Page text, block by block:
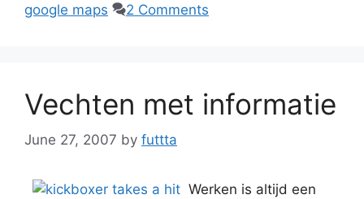
google maps
2 Comments
Vechten met informatie
June 27, 2007 by futtta
Werken is altijd een